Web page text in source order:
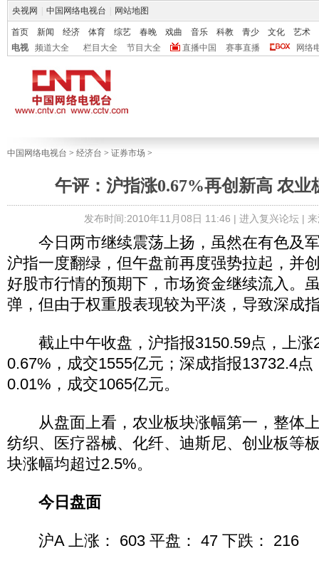
央视网 中国网络电视台 网站地图
首页 新闻 经济 体育 综艺 春晚 戏曲 音乐 科教 青少 文化
艺术
电视
频道大全 栏目大全 节目大全 直播中国 赛事直播 网络
中国网络电视台 > 经济台 > 证券市场 >
午评：沪指涨0.67%再创新高 农业
发布时间:2010年11月08日 11:46 | 进入复兴论坛| 来
今日两市继续震荡上扬，虽然在有色及
沪指一度翻绿，但午盘前再度强势拉起，并
好股市行情的预期下，市场资金继续流入。
弹，但由于权重股表现较为平淡，导致深成
截止中午收盘，沪指报3150.59点，上涨
0.67%，成交1555亿元；深成指报13732.4
0.01%，成交1065亿元。
从盘面上看，农业板块涨幅第一，整体
纺织、医疗器械、化纤、迪斯尼、创业板等
块涨幅均超过2.5%。
今日盘面
沪A 上涨： 603 平盘： 47 下跌： 216